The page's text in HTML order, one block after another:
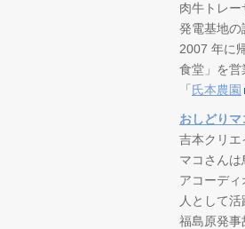
肉牛トレ
発電基地の
2007 年に
食堂」を営
「 氏本農園
おしどり
吉本クリエ
マコさんは
アコーデ
人として活
福島原発事